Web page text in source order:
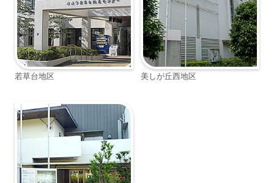
若草台地区 美しが丘西地区